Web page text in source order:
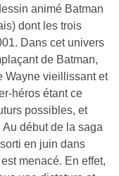
animé Batman
dont les trois
Dans cet univers
de Batman,
Wayne vieillissant et
héros étant ce
possibles, et
début de la saga
en juin dans
menacé. En effet,